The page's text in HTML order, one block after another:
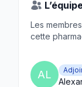
Les
cette
AL